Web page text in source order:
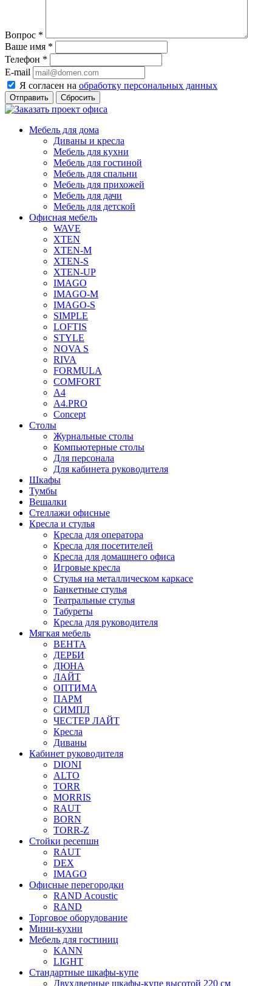
Вопрос *
Ваше имя *
Телефон *
E-mail
Я согласен на обработку персональных данных
Сбросить
Мебель для дома
Диваны и кресла
Мебель для кухни
Мебель для гостиной
Мебель для спальни
Мебель для прихожей
Мебель для дачи
Мебель для детской
Офисная мебель
WAVE
XTEN
XTEN-M
XTEN-S
XTEN-UP
IMAGO
IMAGO-M
IMAGO-S
SIMPLE
LOFTIS
STYLE
NOVA S
RIVA
FORMULA
COMFORT
A4
A4.PRO
Concept
Столы
Журнальные столы
Компьютерные столы
Для персонала
Для кабинета руководителя
Шкафы
Тумбы
Вешалки
Стеллажи офисные
Кресла и стулья
Кресла для оператора
Кресла для посетителей
Кресла для домашнего офиса
Игровые кресла
Стулья на металлическом каркасе
Банкетные стулья
Театральные стулья
Табуреты
Кресла для руководителя
Мягкая мебель
ВЕНТА
ДЕРБИ
ДЮНА
ЛАЙТ
ОПТИМА
ПАРМ
СИМПЛ
ЧЕСТЕР ЛАЙТ
Кресла
Диваны
Кабинет руководителя
DIONI
ALTO
TORR
MORRIS
RAUT
BORN
TORR-Z
Стойки ресепшн
RAUT
DEX
IMAGO
Офисные перегородки
RAND Acoustic
RAND
Торговое оборудование
Мини-кухни
Мебель для гостиниц
KANN
LIGHT
Стандартные шкафы-купе
Двухдверные шкафы-купе высотой 220 см